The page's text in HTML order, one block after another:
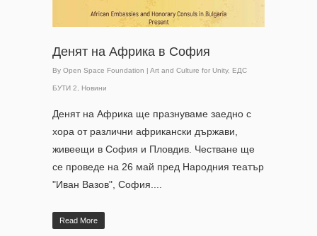
Денят на Африка в София
By Open Space Foundation | Art and Culture for Unity, ЕДС
БУТИ 2 Новини
Денят на Африка ще празнуваме заедно с
хора от различни африкански държави,
живеещи в София и Пловдив. Честване ще
се проведе на 26 май пред Народния театър
"Иван Вазов", София....
Read More